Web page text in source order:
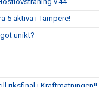
5 aktiva i Tampere!
unikt?